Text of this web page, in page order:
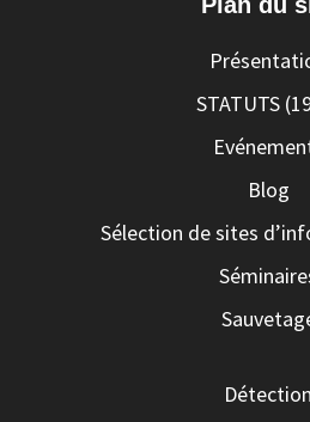
STATUTS
Blog
Sélection de sites
Détection